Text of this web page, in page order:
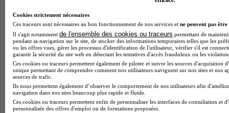
École de gestion et de commerce
Voir l’établissement
Cookies strictement nécessaires
Ces traceurs sont nécessaires au bon fonctionnement de nos services et ne peuvent pas être
Il s'agit notamment de l'ensemble des cookies ou traceurs permettant de
pendant sa navigation sur le site, de stocker des informations temporaires telles que les
ou les offres vues, gérer les processus d'identification de l'utilisateur, vérifier s'il est
garantir la sécurité du site web en détectant les tentatives d'accès frauduleux ou les
Ces cookies ou traceurs permettent également de piloter et suivre les sources d'acquisition
unique permettant de comprendre comment nos utilisateurs naviguent sur nos sites et nos
sources de trafic.
Ils nous permettent également d’observer le comportement de nos utilisateurs afin
navigation dans nos sites beaucoup plus rapide et fluide.
Ces cookies ou traceurs permettent enfin de personnaliser les interfaces de consultation et
personnalisée des offres d'emploi ou de formations proposées.